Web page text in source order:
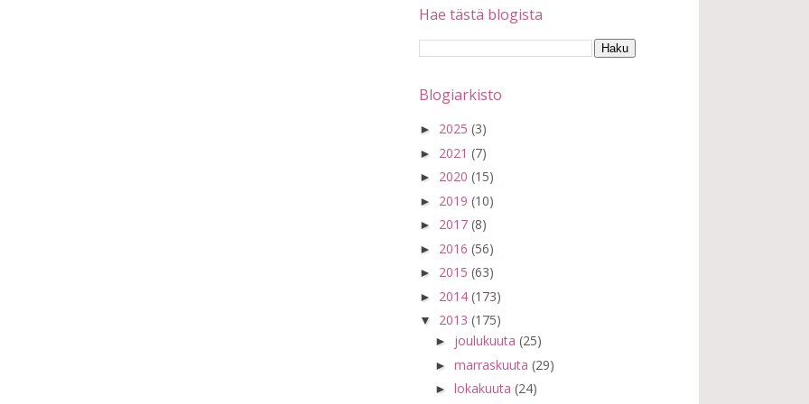
Hae tästä blogista
Blogiarkisto
► 2025 (3)
► 2021 (7)
► 2020 (15)
► 2019 (10)
► 2017 (8)
► 2016 (56)
► 2015 (63)
► 2014 (173)
▼ 2013 (175)
► joulukuuta (25)
► marraskuuta (29)
► lokakuuta (24)